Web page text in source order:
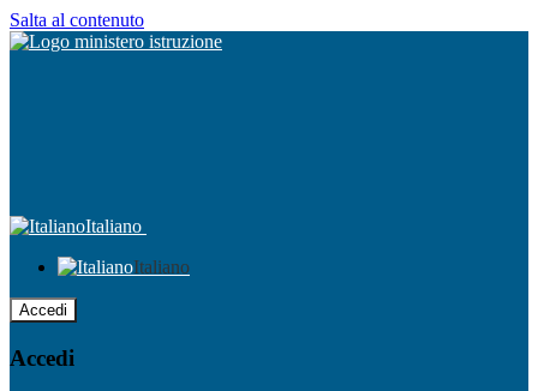
Salta al contenuto
Italiano
Italiano
Accedi
Accedi